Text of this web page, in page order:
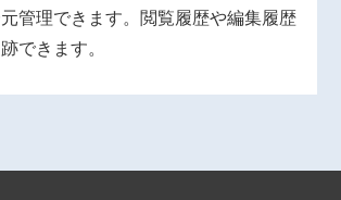
管理できます。閲覧履歴や編集履歴
できます。